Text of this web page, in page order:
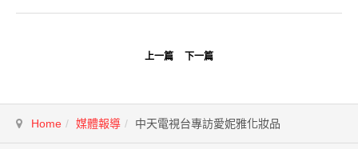
上一篇 下一篇
Home 媒體報導 中天電視台專訪愛妮雅化妝品